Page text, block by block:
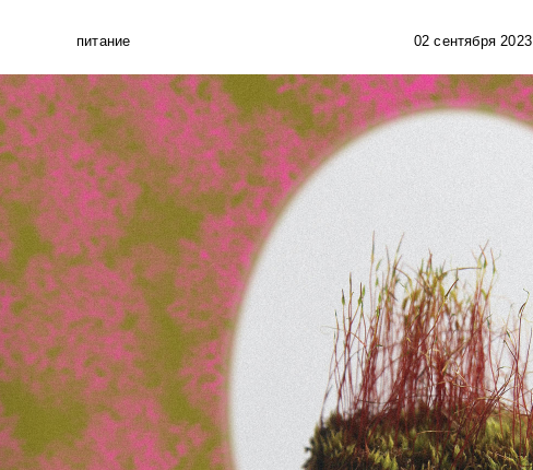
питание 02 сентября 2023